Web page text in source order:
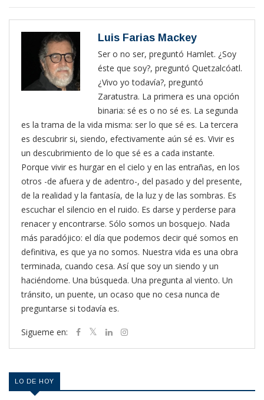
Luis Farias Mackey
Ser o no ser, preguntó Hamlet. ¿Soy
éste que soy?, preguntó Quetzalcóatl.
¿Vivo yo todavía?, preguntó
Zaratustra. La primera es una opción
binaria: sé es o no sé es. La segunda
es la trama de la vida misma: ser lo que sé es. La tercera
es descubrir si, siendo, efectivamente aún sé es. Vivir es
un descubrimiento de lo que sé es a cada instante.
Porque vivir es hurgar en el cielo y en las entrañas, en los
otros -de afuera y de adentro-, del pasado y del presente,
de la realidad y la fantasía, de la luz y de las sombras. Es
escuchar el silencio en el ruido. Es darse y perderse para
renacer y encontrarse. Sólo somos un bosquejo. Nada
más paradójico: el día que podemos decir qué somos en
definitiva, es que ya no somos. Nuestra vida es una obra
terminada, cuando cesa. Así que soy un siendo y un
haciéndome. Una búsqueda. Una pregunta al viento. Un
tránsito, un puente, un ocaso que no cesa nunca de
preguntarse si todavía es.
Sigueme en:
LO DE HOY